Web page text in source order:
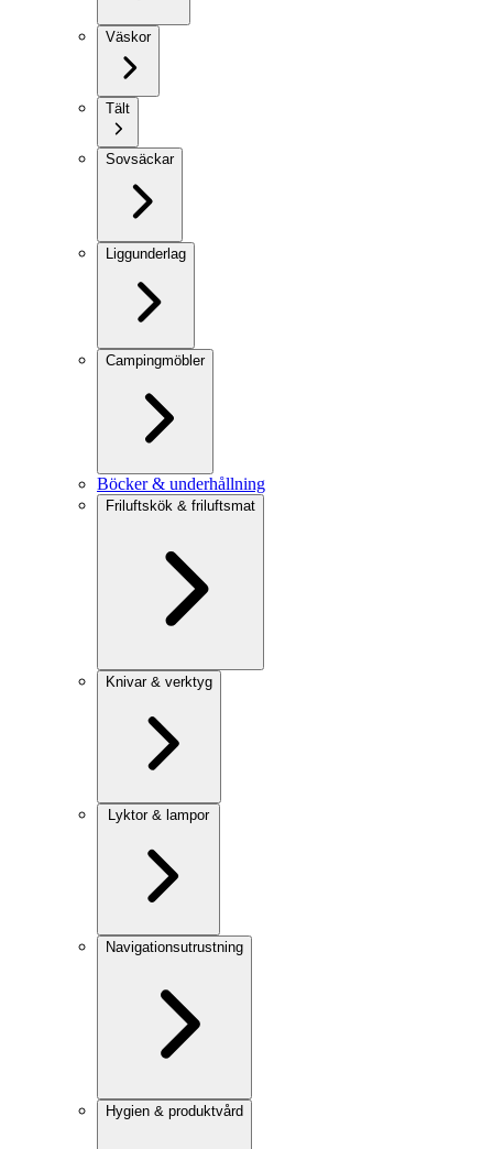
Väskor
Tält
Sovsäckar
Liggunderlag
Campingmöbler
Böcker & underhållning
Friluftskök & friluftsmat
Knivar & verktyg
Lyktor & lampor
Navigationsutrustning
Hygien & produktvård